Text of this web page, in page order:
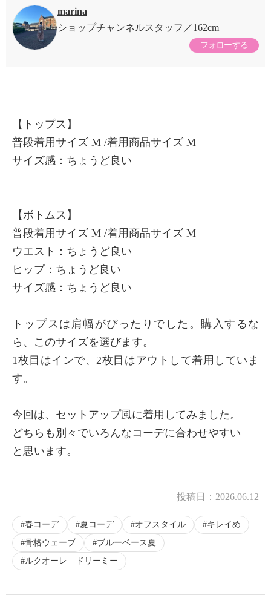
marina
ショップチャンネルスタッフ
162cm
フォローする
【トップス】
普段着用サイズ M /着用商品サイズ M
サイズ感：ちょうど良い
【ボトムス】
普段着用サイズ M /着用商品サイズ M
ウエスト：ちょうど良い
ヒップ：ちょうど良い
サイズ感：ちょうど良い
トップスは肩幅がぴったりでした。購入するな
ら、このサイズを選びます。
1枚目はインで、2枚目はアウトして着用していま
す。
今回は、セットアップ風に着用してみました。
どちらも別々でいろんなコーデに合わせやすい
と思います。
投稿日： 2026.06.12
春コーデ 夏コーデ オフスタイル
キレイめ
骨格ウェーブ
ブルーベース夏
ルクオーレ ドリーミー